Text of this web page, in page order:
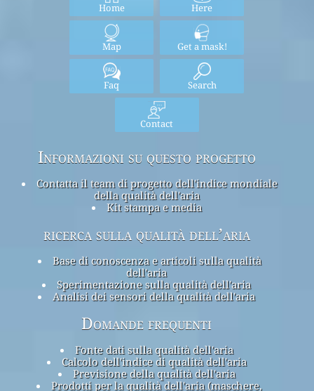
Home Here
Map Get a mask!
Faq Search
Contact
Informazioni su questo progetto
Contatta il team di progetto dell'indice mondiale
della qualità dell'aria
Kit stampa e media
ricerca sulla qualità dell’aria
Base di conoscenza e articoli sulla qualità
dell'aria
Sperimentazione sulla qualità dell'aria
Analisi dei sensori della qualità dell'aria
Domande frequenti
Fonte dati sulla qualità dell'aria
Calcolo dell'indice di qualità dell'aria
Previsione della qualità dell'aria
Prodotti per la qualità dell'aria (maschere,